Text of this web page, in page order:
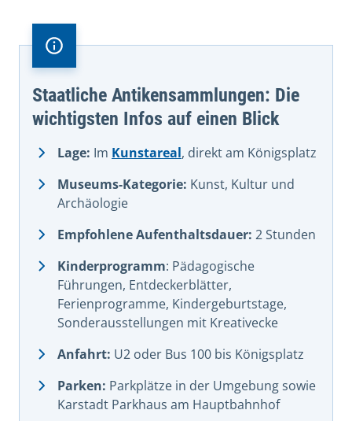
Staatliche Antikensammlungen: Die
wichtigsten Infos auf einen Blick
Lage: Im Kunstareal, direkt am Königsplatz
Museums-Kategorie: Kunst, Kultur und
Archäologie
Empfohlene Aufenthaltsdauer: 2 Stunden
Kinderprogramm: Pädagogische
Führungen, Entdeckerblätter,
Ferienprogramme, Kindergeburtstage,
Sonderausstellungen mit Kreativecke
Anfahrt: U2 oder Bus 100 bis Königsplatz
Parken: Parkplätze in der Umgebung sowie
Karstadt Parkhaus am Hauptbahnhof